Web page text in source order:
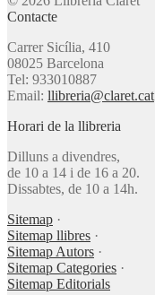
Contacte
Carrer Sicília, 410
08025 Barcelona
Tel: 933010887
Email: llibreria@claret.cat
Horari de la llibreria
Dilluns a divendres,
de 10 a 14 i de 16 a 20.
Dissabtes, de 10 a 14h.
Sitemap ·
Sitemap llibres ·
Sitemap Autors ·
Sitemap Categories ·
Sitemap Editorials